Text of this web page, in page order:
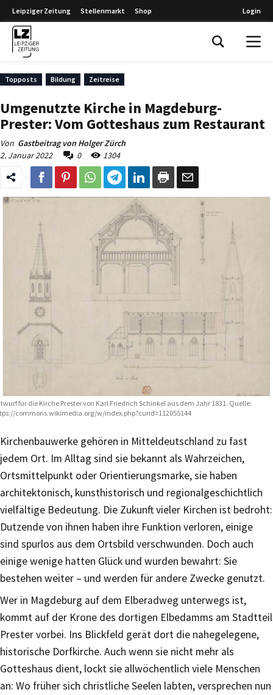
Leipziger Zeitung Stellenmarkt Shop Login
Topposts Bildung Zeitreise
Umgenutzte Kirche in Magdeburg-
Prester: Vom Gotteshaus zum Restaurant
Von Gastbeitrag von Holger Zürch
2. Januar 2022
0 1304
für die Kirche Prester von Karl Friedrich Schinkel aus dem Jahr 1831. Quelle:
commons.wikimedia.org/w/index.php?curid=112055144
Kirchenbauwerke gehören in Mitteldeutschland zu fast
jedem Ort. Im Alltag sind sie bekannt als Wahrzeichen,
Ortsmittelpunkt oder Orientierungsmarke, sie haben
architektonisch, kunsthistorisch und regionalgeschichtlich
vielfältige Bedeutung. Die Zukunft vieler Kirchen ist bedroht:
Dutzende von ihnen haben ihre Funktion verloren, einige
sind spurlos aus dem Ortsbild verschwunden. Doch auch
einige wenige hatten Glück und wurden bewahrt: Sie
bestehen weiter – und werden für andere Zwecke genutzt.
Wer in Magdeburg auf dem Elberadweg unterwegs ist,
kommt auf der Krone des dortigen Elbedamms am Stadtteil
Prester vorbei. Ins Blickfeld gerät dort die nahegelegene,
historische Dorfkirche. Auch wenn sie nicht mehr als
Gotteshaus dient, lockt sie allwöchentlich viele Menschen
an: Wo früher sich christliche Seelen labten, versprechen nun